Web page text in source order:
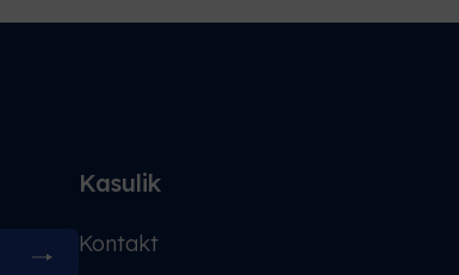
Kasulik
Kontakt